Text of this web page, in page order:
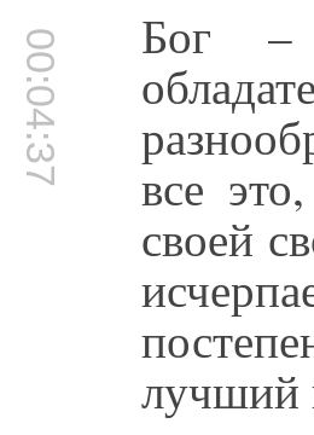
00:04:37 Бог –
все
своей
лучший